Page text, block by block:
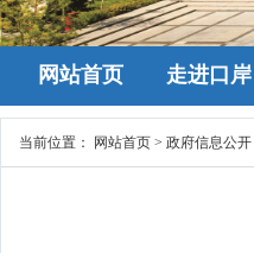
网站首页 走进口岸
当前位置： 网站首页 > 政府信息公开